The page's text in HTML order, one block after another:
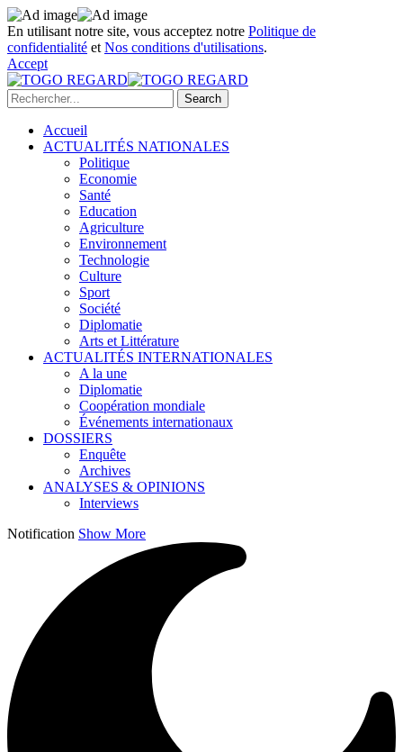
En utilisant notre site, vous acceptez notre Politique de
confidentialité et Nos conditions d'utilisations.
Accept
Accueil
ACTUALITÉS NATIONALES
Politique
Economie
Santé
Education
Agriculture
Environnement
Technologie
Culture
Sport
Société
Diplomatie
Arts et Littérature
ACTUALITÉS INTERNATIONALES
A la une
Diplomatie
Coopération mondiale
Événements internationaux
DOSSIERS
Enquête
Archives
ANALYSES & OPINIONS
Interviews
Notification Show More